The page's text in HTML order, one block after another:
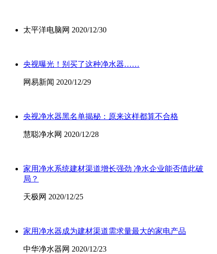
太平洋电脑网 2020/12/30
央视曝光！别买了这种净水器……
网易新闻 2020/12/29
央视净水器黑名单揭秘：原来这样都算不合格
慧聪净水网 2020/12/28
家用净水系统建材渠道增长强劲 净水企业能否借此破
局？
天极网 2020/12/25
家用净水器成为建材渠道需求量最大的家电产品
中华净水器网 2020/12/23